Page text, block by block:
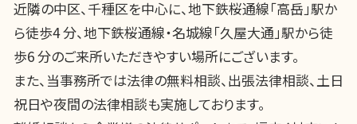
近隣の中区、千種区を中心に、地下鉄桜通線「高岳」駅か
ら徒歩4 分、地下鉄桜通線・名城線「久屋大通」駅から徒
歩6 分のご来所いただきやすい場所にございます。
また、当事務所では法律の無料相談、出張法律相談、土日
祝日や夜間の法律相談も実施しております。